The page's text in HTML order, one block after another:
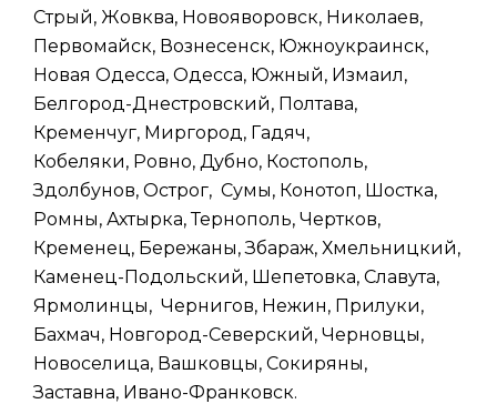
Стрый, Жовква, Новояворовск, Николаев,
Первомайск, Вознесенск, Южноукраинск,
Новая Одесса, Одесса, Южный, Измаил,
Белгород-Днестровский, Полтава,
Кременчуг, Миргород, Гадяч,
Кобеляки, Ровно, Дубно, Костополь,
Здолбунов, Острог, Сумы, Конотоп, Шостка,
Ромны, Ахтырка, Тернополь, Чертков,
Кременец, Бережаны, Збараж, Хмельницкий,
Каменец-Подольский, Шепетовка, Славута,
Ярмолинцы, Чернигов, Нежин, Прилуки,
Бахмач, Новгород-Северский, Черновцы,
Новоселица, Вашковцы, Сокиряны,
Заставна, Ивано-Франковск.